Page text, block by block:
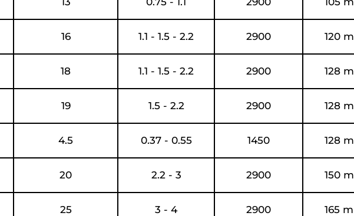
16 1.1 - 1.5 - 2.2 2900 120
18 1.1 - 1.5 - 2.2 2900 128
19 1.5 - 2.2 2900 128
4.5 0.37 - 0.55 1450 128
20 2.2 - 3 2900 150
25 3 - 4 2900 165